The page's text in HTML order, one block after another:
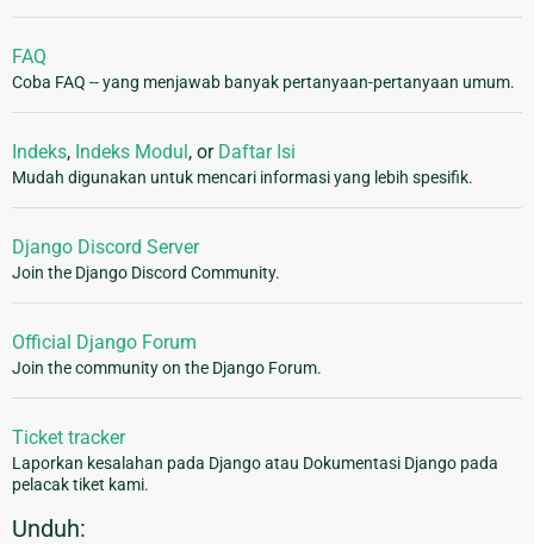
FAQ
Coba FAQ -- yang menjawab banyak pertanyaan-pertanyaan umum.
Indeks, Indeks Modul, or Daftar Isi
Mudah digunakan untuk mencari informasi yang lebih spesifik.
Django Discord Server
Join the Django Discord Community.
Official Django Forum
Join the community on the Django Forum.
Ticket tracker
Laporkan kesalahan pada Django atau Dokumentasi Django pada
pelacak tiket kami.
Unduh: